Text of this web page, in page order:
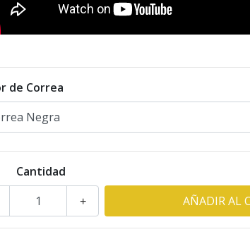
de Correa
Cantidad
+